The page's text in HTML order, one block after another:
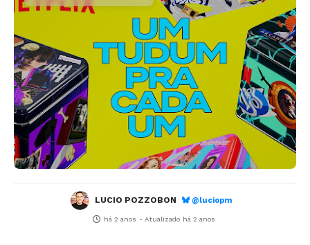
LUCIO POZZOBON @luciopm
há 2 anos - Atualizado há 2 anos